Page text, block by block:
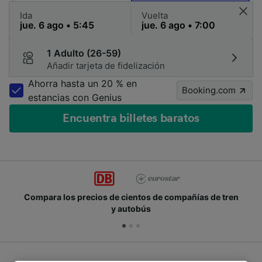
Ida Vuelta
1 Adulto (26-59)
Añadir tarjeta de fidelización
Ahorra hasta un 20 % en
estancias con Genius
Booking.com
Encuentra billetes baratos
Compara los precios de cientos de compañías de tren
y autobús